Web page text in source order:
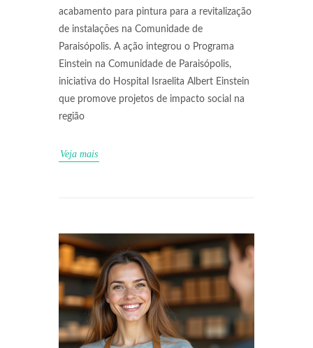
acabamento para pintura para a revitalização
de instalações na Comunidade de
Paraisópolis. A ação integrou o Programa
Einstein na Comunidade de Paraisópolis,
iniciativa do Hospital Israelita Albert Einstein
que promove projetos de impacto social na
região
Veja mais